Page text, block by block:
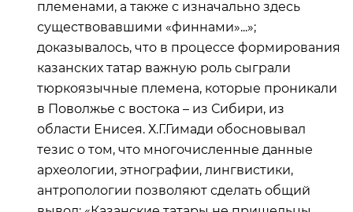
племенами, а также с изначально здесь
существовавшими «финнами»...»;
доказывалось, что в процессе формирования
казанских татар важную роль сыграли
тюркоязычные племена, которые проникали
в Поволжье с востока – из Сибири, из
области Енисея. Х.Г.Гимади обосновывал
тезис о том, что многочисленные данные
археологии, этнографии, лингвистики,
антропологии позволяют сделать общий